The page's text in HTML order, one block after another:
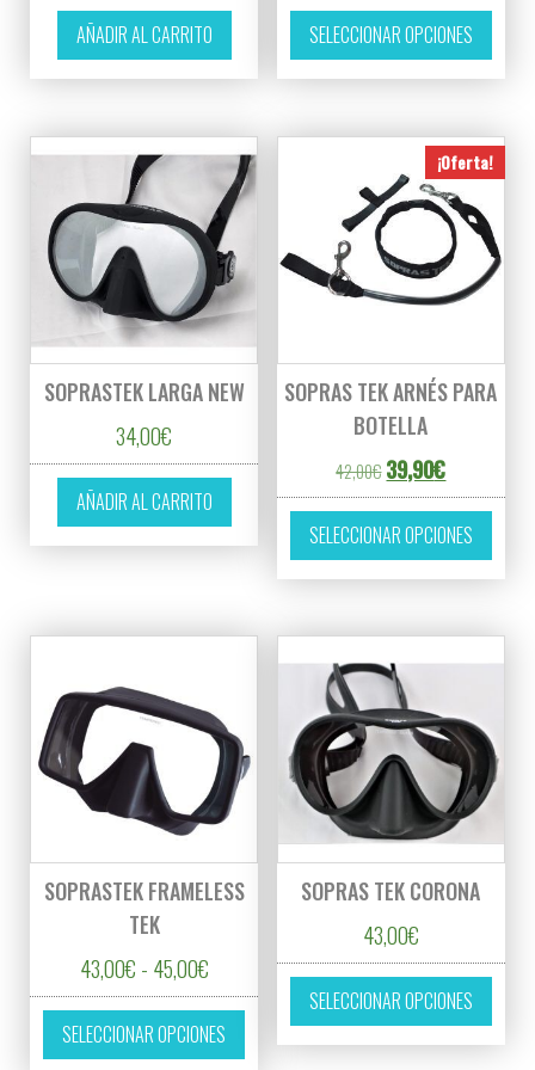
AÑADIR AL CARRITO SELECCIONAR OPCIONES
Este
SOPRASTEK LARGA NEW
34,00€
AÑADIR AL CARRITO
¡Oferta!
SOPRAS TEK ARNÉS PARA
BOTELLA
42,00€ El precio original
39,90€El precio
SELECCIONAR OPCIONES
Este
SOPRASTEK FRAMELESS
TEK
43,00€ - 45,00€Rango de precios: desde 43,00€ hasta
SELECCIONAR OPCIONES
Este producto tiene múltiples variantes.
SOPRAS TEK CORONA
43,00€
SELECCIONAR OPCIONES
Este